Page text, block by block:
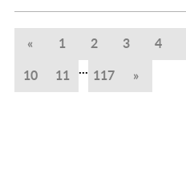
« 1 2 3 4
10
11 ... 117 »